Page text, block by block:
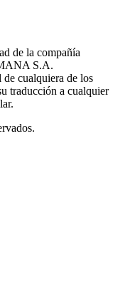
de la compañía
S.A.
cualquiera de los
traducción a cualquier